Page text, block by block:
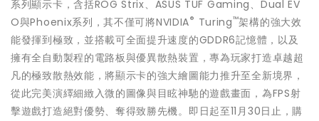
系列顯示卡，含括ROG Strix、ASUS TUF Gaming、Dual EV
O與Phoenix系列，其不僅可將NVIDIA® Turing™架構的強大效
能發揮到極致，並搭載可全面提升速度的GDDR6記憶體，以及
擁有全自動製程的電路板與優異散熱裝置，專為玩家打造卓越超
凡的極致散熱效能，將顯示卡的強大繪圖能力推升至全新境界，
從此完美演繹細緻入微的圖像與目眩神馳的遊戲畫面，為FPS射
擊遊戲打造絕對優勢、奪得致勝先機。即日起至11月30日止，購